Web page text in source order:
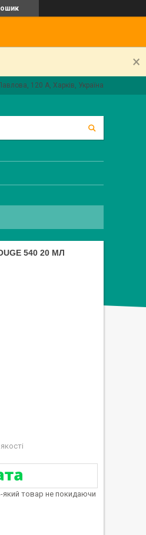
120 А, Харків, Україна
540 20 МЛ
який товар не покидаючи